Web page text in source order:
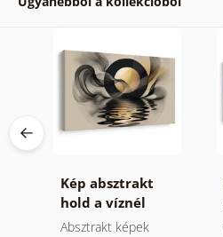
Kép absztrakt
hold a víznél
Absztrakt képek